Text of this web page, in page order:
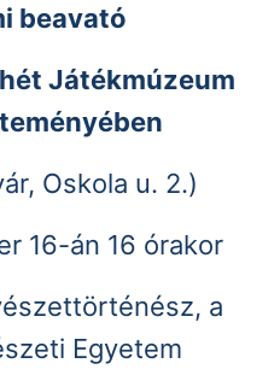
beavató
Játékmúzeum
Oskola u. 2.)
16-án 16 órakor
a
Egyetem